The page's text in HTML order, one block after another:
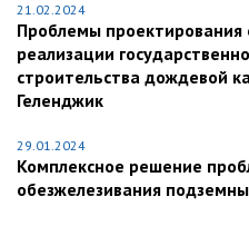
21.02.2024
Проблемы проектирования
реализации
строительства дождевой
Геленджик
29.01.2024
Комплексное решение
обезжелезивания